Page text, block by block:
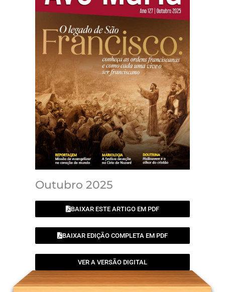
Outubro 2025
BAIXAR ESTE ARTIGO EM PDF
BAIXAR EDIÇÃO COMPLETA EM PDF
VER A VERSÃO DIGITAL